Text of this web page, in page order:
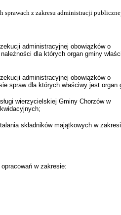
sprawach z zakresu administracji
administracyjnej obowiązków o
dla których organ gminy
administracyjnej obowiązków o
spraw dla których właściwy jest organ
wierzycielskiej Gminy Chorzów w
składników majątkowych w
w zakresie: